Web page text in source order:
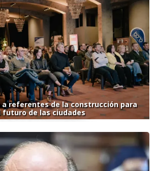
a referentes de la construcción para
futuro de las ciudades